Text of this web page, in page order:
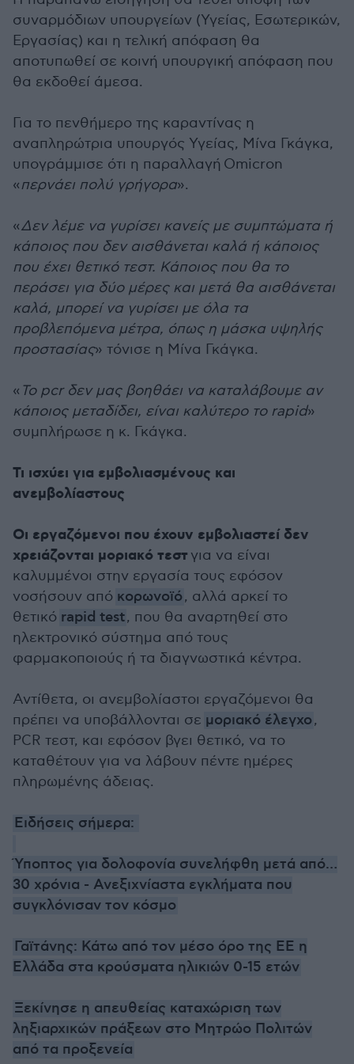
συναρμόδιων υπουργείων (Υγείας, Εσωτερικών,
Εργασίας) και η τελική απόφαση θα
αποτυπωθεί σε κοινή υπουργική απόφαση που
θα εκδοθεί άμεσα.
Για το πενθήμερο της καραντίνας η
αναπληρώτρια υπουργός Υγείας, Μίνα Γκάγκα,
υπογράμμισε ότι η παραλλαγή Omicron
«περνάει πολύ γρήγορα».
«Δεν λέμε να γυρίσει κανείς με συμπτώματα ή
κάποιος που δεν αισθάνεται καλά ή κάποιος
που έχει θετικό τεστ. Κάποιος που θα το
περάσει για δύο μέρες και μετά θα αισθάνεται
καλά, μπορεί να γυρίσει με όλα τα
προβλεπόμενα μέτρα, όπως η μάσκα υψηλής
προστασίας» τόνισε η Μίνα Γκάγκα.
« Το pcr δεν μας βοηθάει να καταλάβουμε αν
κάποιος μεταδίδει, είναι καλύτερο το rapid»
συμπλήρωσε η κ. Γκάγκα.
Τι ισχύει για εμβολιασμένους και
ανεμβολίαστους
Οι εργαζόμενοι που έχουν εμβολιαστεί δεν
χρειάζονται μοριακό τεστ για να είναι
καλυμμένοι στην εργασία τους εφόσον
νοσήσουν από κορωνοϊό, αλλά αρκεί το
θετικό rapid test, που θα αναρτηθεί στο
ηλεκτρονικό σύστημα από τους
φαρμακοποιούς ή τα διαγνωστικά κέντρα.
Αντίθετα, οι ανεμβολίαστοι εργαζόμενοι θα
πρέπει να υποβάλλονται σε μοριακό έλεγχο,
PCR τεστ, και εφόσον βγει θετικό, να το
καταθέτουν για να λάβουν πέντε ημέρες
πληρωμένης άδειας.
Ειδήσεις σήμερα:
Ύποπτος για δολοφονία συνελήφθη μετά από…
30 χρόνια - Ανεξιχνίαστα εγκλήματα που
συγκλόνισαν τον κόσμο
Γαϊτάνης: Κάτω από τον μέσο όρο της ΕΕ η
Ελλάδα στα κρούσματα ηλικιών 0-15 ετών
Ξεκίνησε η απευθείας καταχώριση των
ληξιαρχικών πράξεων στο Μητρώο Πολιτών
από τα προξενεία